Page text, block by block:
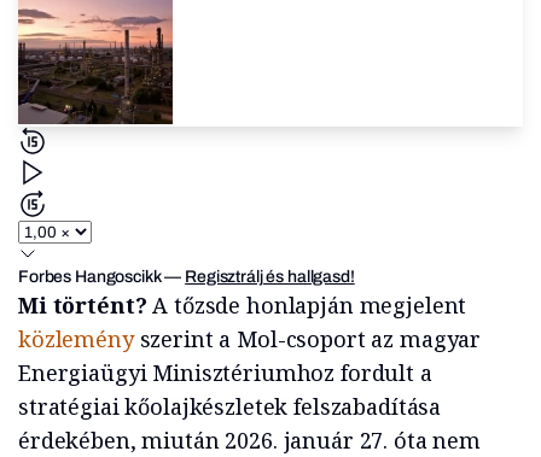
Forbes Hangoscikk— Regisztrálj és hallgasd!
Mi történt?A tőzsde honlapján megjelent
közleményszerint a Mol-csoport az magyar
Energiaügyi Minisztériumhoz fordult a
stratégiai kőolajkészletek felszabadítása
érdekében, miután 2026. január 27. óta nem